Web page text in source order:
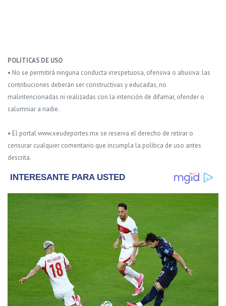
POLITICAS DE USO
• No se permitirá ninguna conducta irrespetuosa, ofensiva o abusiva: las
contribuciones deberán ser constructivas y educadas, no
malintencionadas ni realizadas con la intención de difamar, ofender o
calumniar a nadie.
• El portal www.xeudeportes.mx se reserva el derecho de retirar o
censurar cualquier comentario que incumpla la política de uso antes
descrita.